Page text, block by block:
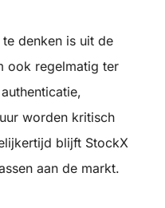
denken is uit de
ook regelmatig ter
worden kritisch
blijft StockX
aan de markt.